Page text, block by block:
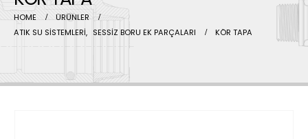
HOME
ÜRÜNLER
ATIK SU SİSTEMLERİ, SESSİZ BORU EK PARÇALARI KÖR TAPA